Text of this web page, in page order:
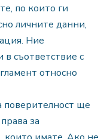
по които ги
личните данни,
Ние
съответствие с
относно
поверителност ще
за